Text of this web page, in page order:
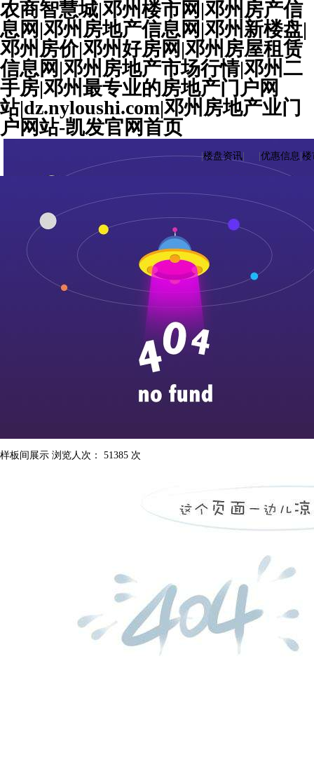
农商智慧城|邓州楼市网|邓州房产信
息网|邓州房地产信息网|邓州新楼盘|
邓州房价|邓州好房网|邓州房屋租赁
信息网|邓州房地产市场行情|邓州二
手房|邓州最专业的房地产门户网
站|dz.nyloushi.com|邓州房地产业门
户网站-凯发官网首页
|楼盘资讯| 优惠信息 楼
样板间展示 浏览人次： 51385 次